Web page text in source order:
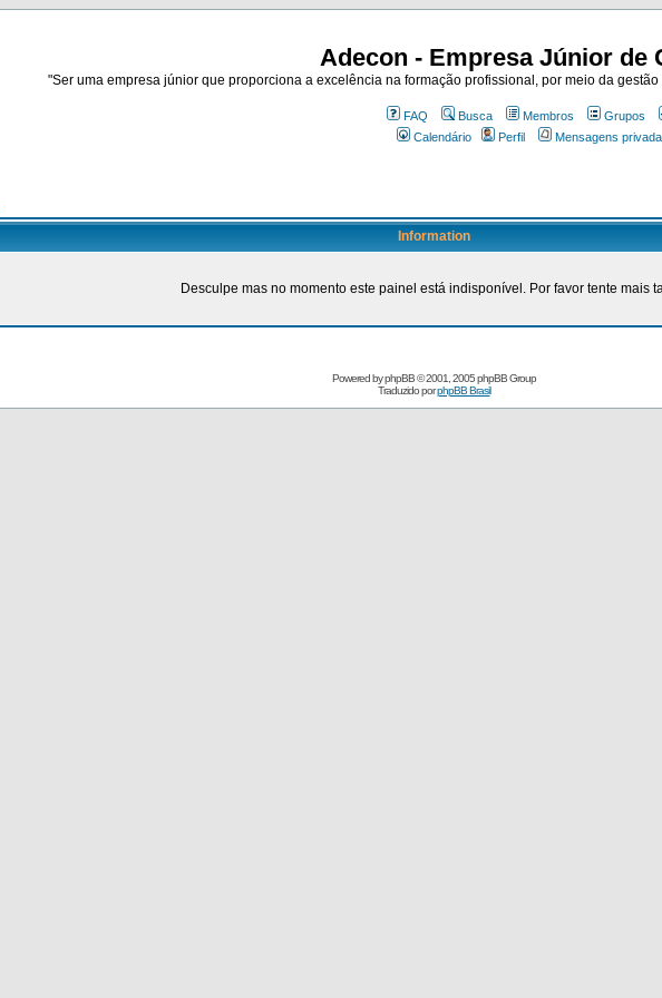
Adecon - Empresa Júnior de
"Ser uma empresa júnior que proporciona a excelência na formação profissional, por meio da
FAQ Busca Membros Grupos
Calendário
Perfil Mensagens
Information
Desculpe mas no momento este painel está indisponível. Por favor tente mais
Powered byphpBB© 2001, 2005 phpBB Group
Traduzido porphpBB Brasil